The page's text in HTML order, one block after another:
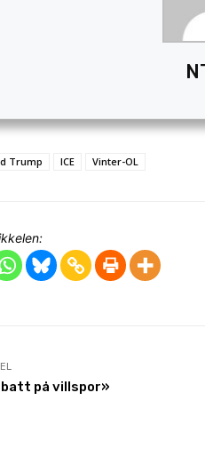
Trump ICE Vinter-OL
på villspor»